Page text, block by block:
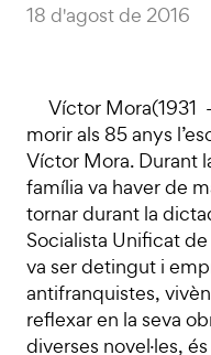
18 d'agost de 2016
Víctor Mora(1931
morir als 85 anys
Víctor Mora. Durant
família va haver de
tornar durant la
Socialista Unificat
va ser detingut i
antifranquistes,
reflexar en la seva
diverses novel·les,